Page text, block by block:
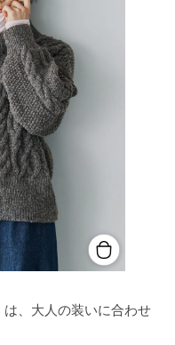
、大人の装いに合わせ